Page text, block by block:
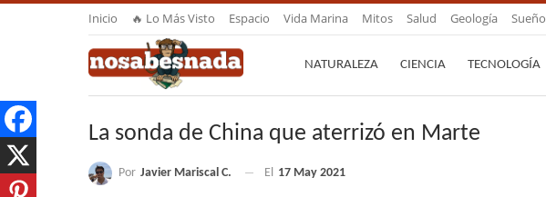
Inicio 🔥 Lo Más Visto Espacio Vida Marina Mitos Salud Geología Sueño
NATURALEZA CIENCIA TECNOLOGÍA
La sonda de China que aterrizó en Marte
Por Javier Mariscal C. El 17 May 2021